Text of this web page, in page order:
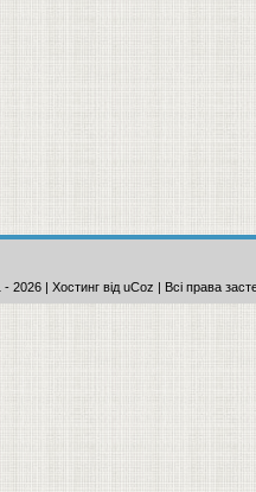
- 2026 | Хостинг від uCoz | Всі права